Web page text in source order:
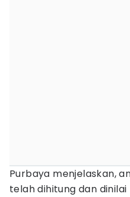
Purbaya menjelaskan,
telah dihitung dan